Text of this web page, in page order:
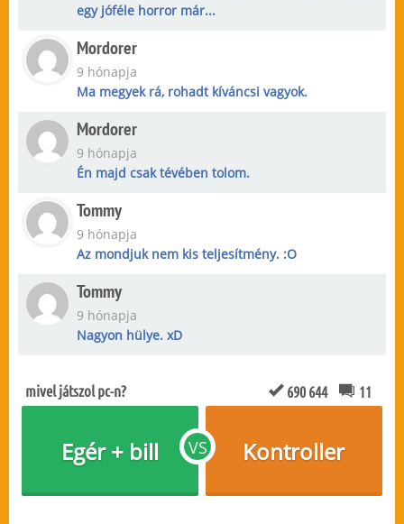
egy jóféle horror már...
Mordorer
9 hónapja
Ma megyek rá, rohadt kíváncsi vagyok.
Mordorer
9 hónapja
Én majd csak tévében tolom.
Tommy
9 hónapja
Az mondjuk nem kis teljesítmény. :O
Tommy
9 hónapja
Nagyon hülye. xD
mivel játszol pc-n? 690 644 11
VS
Egér + bill Kontroller